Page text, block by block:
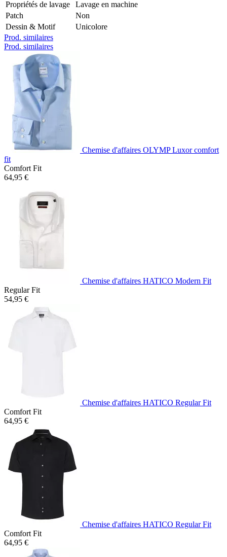
Propriétés de lavage
Lavage en machine
Patch
Non
Dessin & Motif
Unicolore
Prod. similaires
Prod. similaires
Chemise d'affaires OLYMP Luxor comfort
fit
Comfort Fit
64,95 €
Chemise d'affaires HATICO Modern Fit
Regular Fit
54,95 €
Chemise d'affaires HATICO Regular Fit
Comfort Fit
64,95 €
Chemise d'affaires HATICO Regular Fit
Comfort Fit
64,95 €